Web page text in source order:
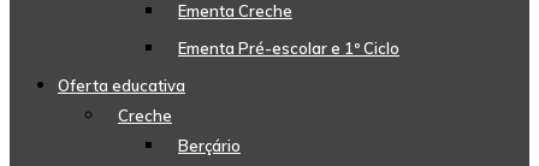
Ementa Creche
Ementa Pré-escolar e 1º Ciclo
Oferta educativa
Creche
Berçário